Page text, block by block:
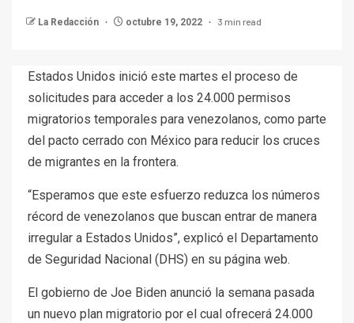
La Redacción octubre 19, 2022 3 min read
Estados Unidos inició este martes el proceso de
solicitudes para acceder a los 24.000 permisos
migratorios temporales para venezolanos, como parte
del pacto cerrado con México para reducir los cruces
de migrantes en la frontera.
“Esperamos que este esfuerzo reduzca los números
récord de venezolanos que buscan entrar de manera
irregular a Estados Unidos”, explicó el Departamento
de Seguridad Nacional (DHS) en su página web.
El gobierno de Joe Biden anunció la semana pasada
un nuevo plan migratorio por el cual ofrecerá 24.000